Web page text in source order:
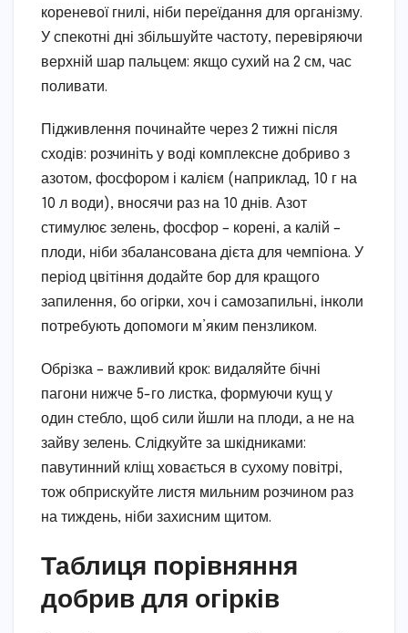
кореневої гнилі, ніби переїдання для організму.
У спекотні дні збільшуйте частоту, перевіряючи
верхній шар пальцем: якщо сухий на 2 см, час
поливати.
Підживлення починайте через 2 тижні після
сходів: розчиніть у воді комплексне добриво з
азотом, фосфором і калієм (наприклад, 10 г на
10 л води), вносячи раз на 10 днів. Азот
стимулює зелень, фосфор – корені, а калій –
плоди, ніби збалансована дієта для чемпіона. У
період цвітіння додайте бор для кращого
запилення, бо огірки, хоч і самозапильні, інколи
потребують допомоги м’яким пензликом.
Обрізка – важливий крок: видаляйте бічні
пагони нижче 5-го листка, формуючи кущ у
один стебло, щоб сили йшли на плоди, а не на
зайву зелень. Слідкуйте за шкідниками:
павутинний кліщ ховається в сухому повітрі,
тож обприскуйте листя мильним розчином раз
на тиждень, ніби захисним щитом.
Таблиця порівняння
добрив для огірків